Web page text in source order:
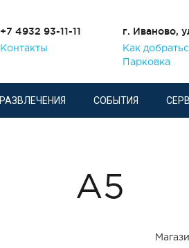
+7 4932 93-11-11
Контакты
г. Иваново,
Как
Парковка
РАЗВЛЕЧЕНИЯ СОБЫТИЯ
А5